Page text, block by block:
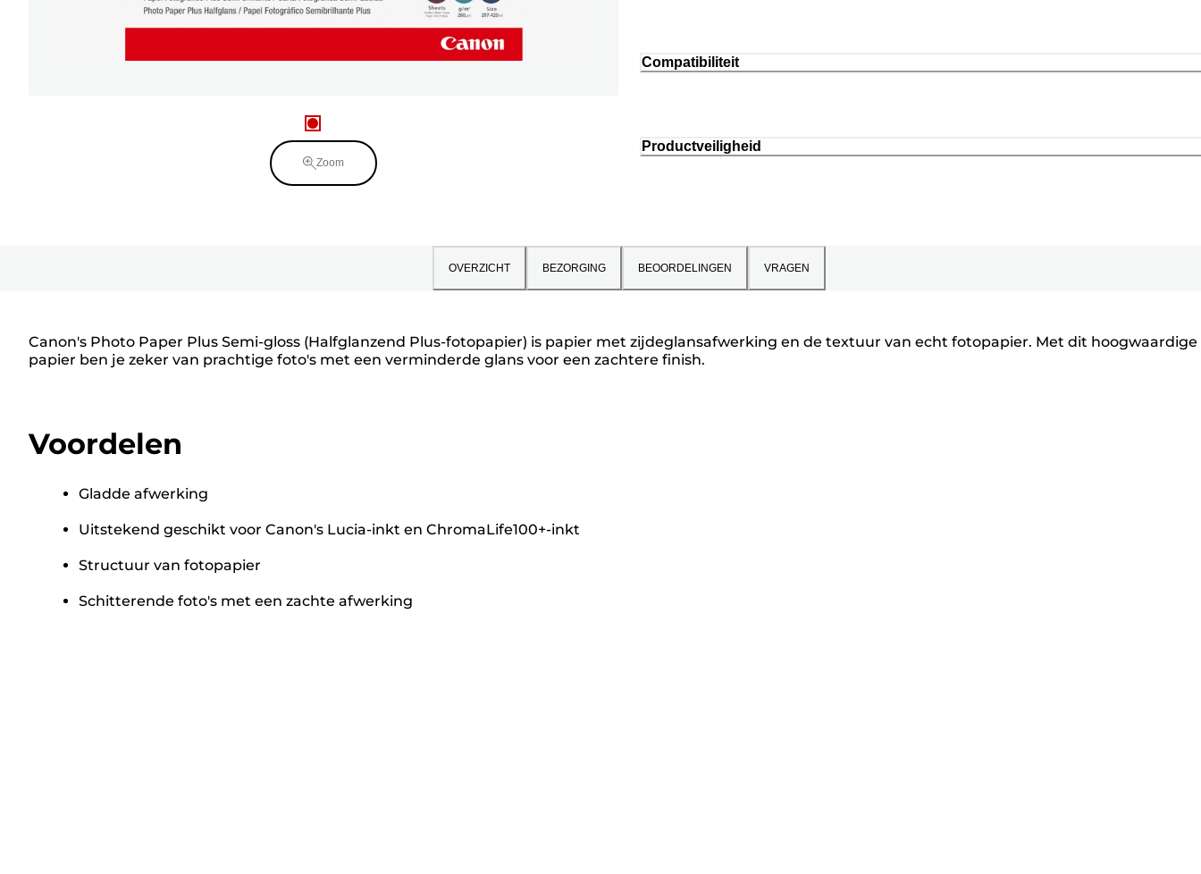
Zoom
Compatibiliteit
Productveiligheid
OVERZICHT BEZORGING BEOORDELINGEN VRAGEN
Canon's Photo Paper Plus Semi-gloss (Halfglanzend Plus-fotopapier) is papier met zijdeglansafwerking en de textuur van echt fotopapier. Met dit hoogwaardige
papier ben je zeker van prachtige foto's met een verminderde glans voor een zachtere finish.
Voordelen
Gladde afwerking
Uitstekend geschikt voor Canon's Lucia-inkt en ChromaLife100+-inkt
Structuur van fotopapier
Schitterende foto's met een zachte afwerking